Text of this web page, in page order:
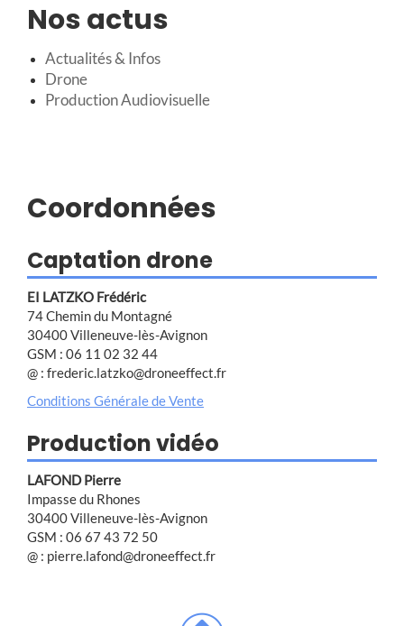
Nos actus
Actualités & Infos
Drone
Production Audiovisuelle
Coordonnées
Captation drone
EI LATZKO Frédéric
74 Chemin du Montagné
30400 Villeneuve-lès-Avignon
GSM : 06 11 02 32 44
@ : frederic.latzko@droneeffect.fr
Conditions Générale de Vente
Production vidéo
LAFOND Pierre
Impasse du Rhones
30400 Villeneuve-lès-Avignon
GSM : 06 67 43 72 50
@ : pierre.lafond@droneeffect.fr